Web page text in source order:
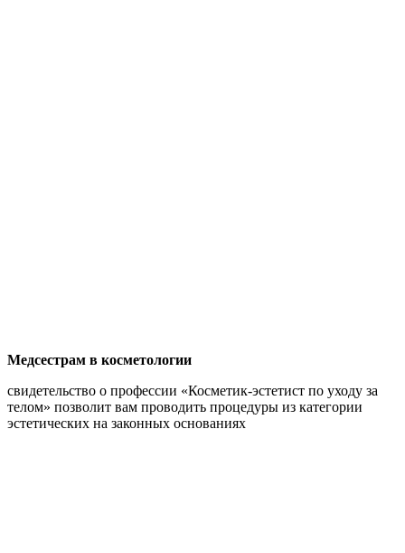
Медсестрам в косметологии
свидетельство о профессии «Косметик-эстетист по уходу за
телом» позволит вам проводить процедуры из категории
эстетических на законных основаниях